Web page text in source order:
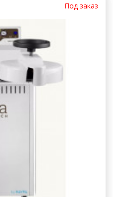
Под заказ